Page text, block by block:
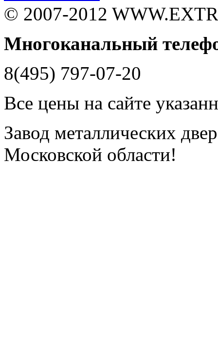
© 2007-2012
Многоканальный
8(495) 797-07-20
Все цены на сайте
Завод металлических
Московской области!